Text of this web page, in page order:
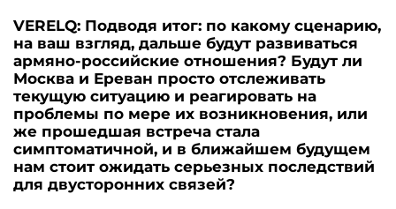
VERELQ: Подводя итог: по какому сценарию,
на ваш взгляд, дальше будут развиваться
армяно-российские отношения? Будут ли
Москва и Ереван просто отслеживать
текущую ситуацию и реагировать на
проблемы по мере их возникновения, или
же прошедшая встреча стала
симптоматичной, и в ближайшем будущем
нам стоит ожидать серьезных последствий
для двусторонних связей?